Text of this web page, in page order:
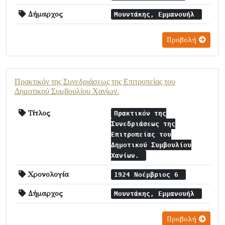
Δήμαρχος Μουντάκης, Εμμανουήλ
Προβολή
Πρακτικόν της Συνεδριάσεως της Επιτροπείας του
Δημοτικού Συμβουλίου Χανίων.
Τίτλος
Πρακτικόν της
Συνεδριάσεως της
Επιτροπείας του
Δημοτικού Συμβουλίου
Χανίων.
Χρονολογία 1924 Νοέμβριος 6
Δήμαρχος Μουντάκης, Εμμανουήλ
Προβολή